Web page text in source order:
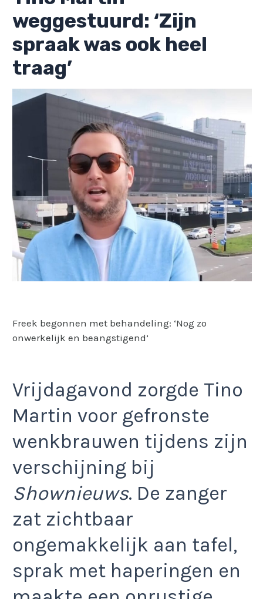
weggestuurd: ‘Zijn
spraak was ook heel
traag’
Freek begonnen met behandeling: ‘Nog zo
onwerkelijk en beangstigend’
Vrijdagavond zorgde Tino
Martin voor gefronste
wenkbrauwen tijdens zijn
verschijning bij
Shownieuws. De zanger
zat zichtbaar
ongemakkelijk aan tafel,
sprak met haperingen en